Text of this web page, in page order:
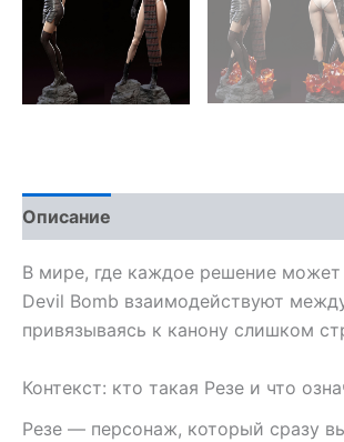
Описание
В мире, где каждое решение может
Devil Bomb взаимодействуют
привязываясь к канону слишком
Контекст: кто такая Резе и что
Резе — персонаж, который сразу